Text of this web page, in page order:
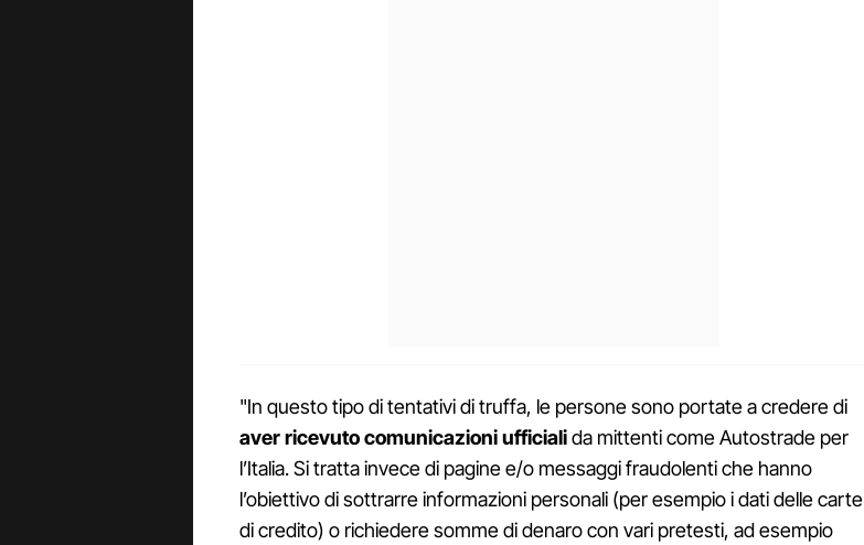
"In questo tipo di tentativi di truffa, le persone sono portate a credere di
aver ricevuto comunicazioni ufficialida mittenti come Autostrade per
l’Italia. Si tratta invece di pagine e/o messaggi fraudolenti che hanno
l’obiettivo di sottrarre informazioni personali (per esempio i dati delle carte
di credito) o richiedere somme di denaro con vari pretesti, ad esempio